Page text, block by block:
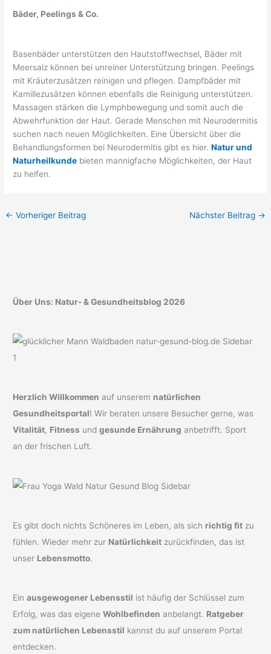
Bäder, Peelings & Co.
Basenbäder unterstützen den Hautstoffwechsel, Bäder mit
Meersalz können bei unreiner Unterstützung bringen. Peelings
mit Kräuterzusätzen reinigen und pflegen. Dampfbäder mit
Kamillezusätzen können ebenfalls die Reinigung unterstützen.
Massagen stärken die Lymphbewegung und somit auch die
Abwehrfunktion der Haut. Gerade Menschen mit Neurodermitis
suchen nach neuen Möglichkeiten. Eine Übersicht über die
Behandlungsformen bei Neurodermitis gibt es hier.Natur und
Naturheilkunde bieten mannigfache Möglichkeiten, der Haut
zu helfen.
← Vorheriger Beitrag Nächster Beitrag →
Über Uns: Natur- & Gesundheitsblog 2026
Herzlich Willkommen auf unserem natürlichen
Gesundheitsportal! Wir beraten unsere Besucher gerne, was
Vitalität, Fitness undgesunde Ernährung anbetrifft. Sport
an der frischen Luft.
Es gibt doch nichts Schöneres im Leben, als sich richtig fit zu
fühlen. Wieder mehr zur Natürlichkeit zurückfinden, das ist
unser Lebensmotto.
Einausgewogener Lebensstil ist häufig der Schlüssel zum
Erfolg, was das eigeneWohlbefinden anbelangt. Ratgeber
zum natürlichen Lebensstil kannst du auf unserem Portal
entdecken.